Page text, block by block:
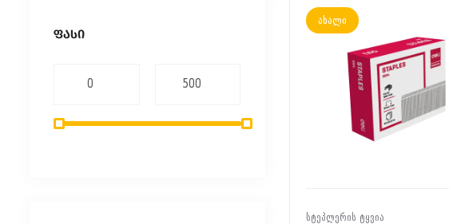
ᲤᲐᲡᲘ
ახალი
ᲡᲢᲔᲞᲚᲔᲠᲘᲡ ᲢᲧᲕᲘᲐ